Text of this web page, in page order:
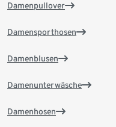
Damenpullover
Damensporthosen
Damenblusen
Damenunterwäsche
Damenhosen